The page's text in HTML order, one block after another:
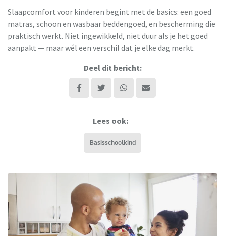
Slaapcomfort voor kinderen begint met de basics: een goed
matras, schoon en wasbaar beddengoed, en bescherming die
praktisch werkt. Niet ingewikkeld, niet duur als je het goed
aanpakt — maar wél een verschil dat je elke dag merkt.
Deel dit bericht:
Lees ook:
Basisschoolkind